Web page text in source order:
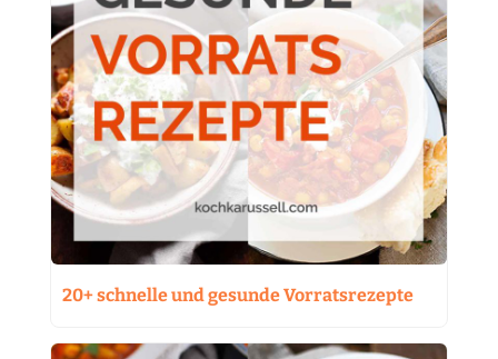
20+ schnelle und gesunde Vorratsrezepte